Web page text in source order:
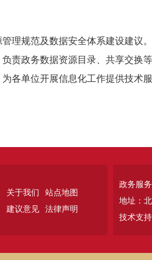
理规范及数据安全体系建设建议
责政务数据资源目录、共享交换
各单位开展信息化工作提供技术
关于我们 站点地图
建议意见 法律声明
政务服
地址：
技术支